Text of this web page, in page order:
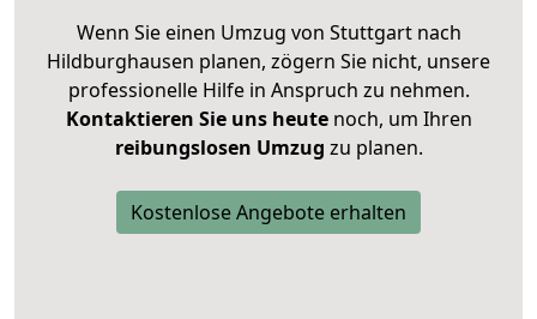
Wenn Sie einen Umzug von Stuttgart nach
Hildburghausen planen, zögern Sie nicht, unsere
professionelle Hilfe in Anspruch zu nehmen.
Kontaktieren Sie uns heutenoch, um Ihren
reibungslosen Umzug zu planen.
Kostenlose Angebote erhalten